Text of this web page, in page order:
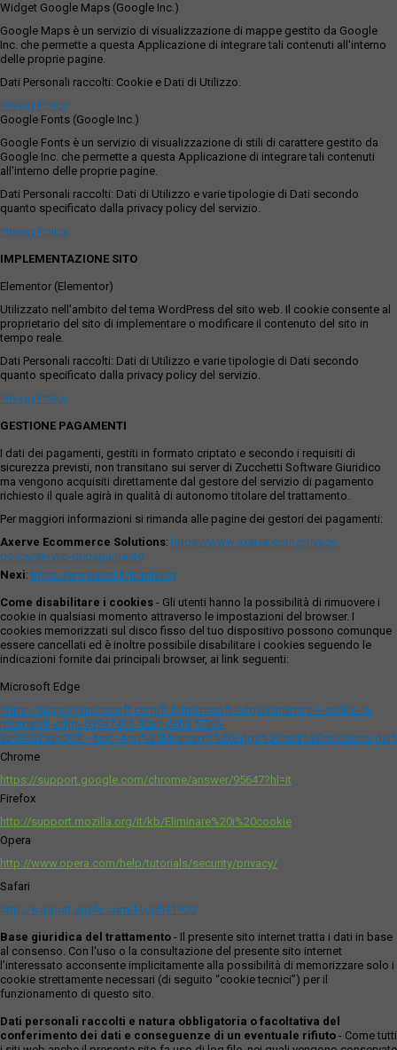
Widget Google Maps (Google Inc.)
Google Maps è un servizio di visualizzazione di mappe gestito da Google
Inc. che permette a questa Applicazione di integrare tali contenuti all'interno
delle proprie pagine.
Dati Personali raccolti: Cookie e Dati di Utilizzo.
Privacy Policy
Google Fonts (Google Inc.)
Google Fonts è un servizio di visualizzazione di stili di carattere gestito da
Google Inc. che permette a questa Applicazione di integrare tali contenuti
all'interno delle proprie pagine.
Dati Personali raccolti: Dati di Utilizzo e varie tipologie di Dati secondo
quanto specificato dalla privacy policy del servizio.
Privacy Policy
IMPLEMENTAZIONE SITO
Elementor (Elementor)
Utilizzato nell'ambito del tema WordPress del sito web. Il cookie consente al
proprietario del sito di implementare o modificare il contenuto del sito in
tempo reale.
Dati Personali raccolti: Dati di Utilizzo e varie tipologie di Dati secondo
quanto specificato dalla privacy policy del servizio.
Privacy Policy
GESTIONE PAGAMENTI
I dati dei pagamenti, gestiti in formato criptato e secondo i requisiti di
sicurezza previsti, non transitano sui server di Zucchetti Software Giuridico
ma vengono acquisiti direttamente dal gestore del servizio di pagamento
richiesto il quale agirà in qualità di autonomo titolare del trattamento.
Per maggiori informazioni si rimanda alle pagine dei gestori dei pagamenti:
Axerve Ecommerce Solutions: https://www.axerve.com/privacy-
policy/servizi-di-pagamento
Nexi: https://www.nexi.it/it/privacy
Come disabilitare i cookies - Gli utenti hanno la possibilità di rimuovere i
cookie in qualsiasi momento attraverso le impostazioni del browser. I
cookies memorizzati sul disco fisso del tuo dispositivo possono comunque
essere cancellati ed è inoltre possibile disabilitare i cookies seguendo le
indicazioni fornite dai principali browser, ai link seguenti:
Microsoft Edge
https://support.microsoft.com/it-it/microsoft-edge/eliminare-i-cookie-in-
microsoft-edge-63947406-40ac-c3b8-57b9-
Chrome
https://support.google.com/chrome/answer/95647?hl=it
Firefox
http://support.mozilla.org/it/kb/Eliminare%20i%20cookie
Opera
http://www.opera.com/help/tutorials/security/privacy/
Safari
http://support.apple.com/kb/ph11920
Base giuridica del trattamento - Il presente sito internet tratta i dati in base
al consenso. Con l'uso o la consultazione del presente sito internet
l’interessato acconsente implicitamente alla possibilità di memorizzare solo i
cookie strettamente necessari (di seguito “cookie tecnici”) per il
funzionamento di questo sito.
Dati personali raccolti e natura obbligatoria o facoltativa del
conferimento dei dati e conseguenze di un eventuale rifiuto - Come tutti